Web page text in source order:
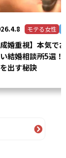
モテる女性
成婚重視】本気で
結婚相談所5選！
出す秘訣